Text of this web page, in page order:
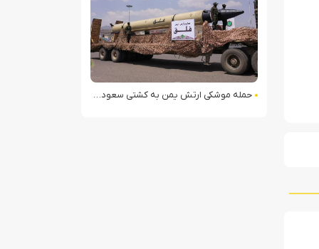
حمله موشکی ارتش یمن به کشتی سعودی در شمال دریای سرخ